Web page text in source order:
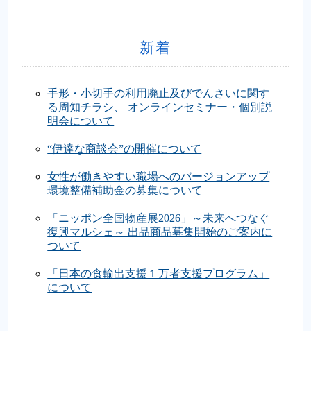
新着
手形・小切手の利用廃止及びでんさいに関す
る周知チラシ、 オンラインセミナー・個別説
明会について
“伊達な商談会”の開催について
女性が働きやすい職場へのバージョンアップ
環境整備補助金の募集について
「ニッポン全国物産展2026」～未来へつなぐ
復興マルシェ～ 出品商品募集開始のご案内に
ついて
「日本の食輸出支援１万者支援プログラム」
について